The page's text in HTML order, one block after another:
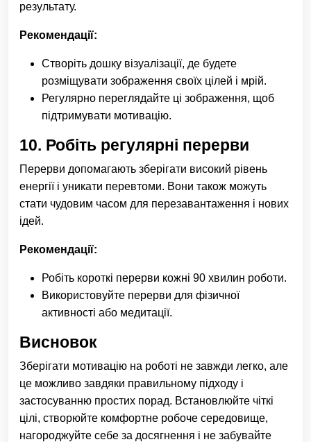
результату.
Рекомендації:
Створіть дошку візуалізації, де будете
розміщувати зображення своїх цілей і мрій.
Регулярно переглядайте ці зображення, щоб
підтримувати мотивацію.
10. Робіть регулярні перерви
Перерви допомагають зберігати високий рівень
енергії і уникати перевтоми. Вони також можуть
стати чудовим часом для перезавантаження і нових
ідей.
Рекомендації:
Робіть короткі перерви кожні 90 хвилин роботи.
Використовуйте перерви для фізичної
активності або медитації.
Висновок
Зберігати мотивацію на роботі не завжди легко, але
це можливо завдяки правильному підходу і
застосуванню простих порад. Встановлюйте чіткі
цілі, створюйте комфортне робоче середовище,
нагороджуйте себе за досягнення і не забувайте